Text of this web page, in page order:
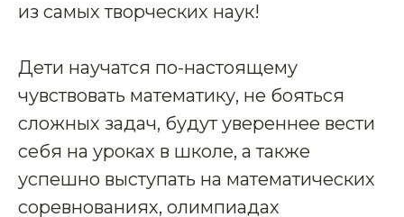
из самых творческих наук!
Дети научатся по-настоящему
чувствовать математику, не бояться
сложных задач, будут увереннее вести
себя на уроках в школе, а также
успешно выступать на математических
соревнованиях, олимпиадах